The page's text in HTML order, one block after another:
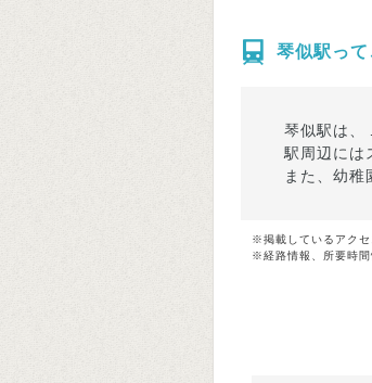
琴似駅っ
琴似駅は、
駅周辺には
また、幼稚
※掲載しているアク
※経路情報、所要時間